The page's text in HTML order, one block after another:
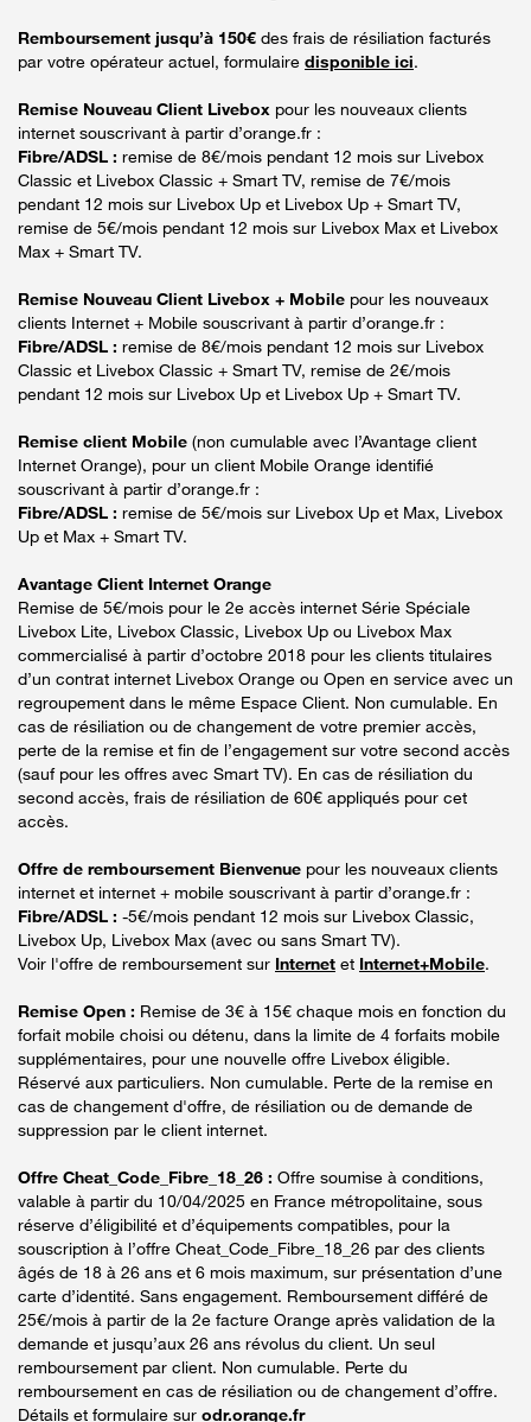
Remboursement jusqu’à 150€ des frais de résiliation facturés
par votre opérateur actuel, formulaire disponible ici.
Remise Nouveau Client Livebox pour les nouveaux clients
internet souscrivant à partir d’orange.fr :
Fibre/ADSL : remise de 8€/mois pendant 12 mois sur Livebox
Classic et Livebox Classic + Smart TV, remise de 7€/mois
pendant 12 mois sur Livebox Up et Livebox Up + Smart TV,
remise de 5€/mois pendant 12 mois sur Livebox Max et Livebox
Max + Smart TV.
Remise Nouveau Client Livebox + Mobile pour les nouveaux
clients Internet + Mobile souscrivant à partir d’orange.fr :
Fibre/ADSL : remise de 8€/mois pendant 12 mois sur Livebox
Classic et Livebox Classic + Smart TV, remise de 2€/mois
pendant 12 mois sur Livebox Up et Livebox Up + Smart TV.
Remise client Mobile (non cumulable avec l’Avantage client
Internet Orange), pour un client Mobile Orange identifié
souscrivant à partir d’orange.fr :
Fibre/ADSL : remise de 5€/mois sur Livebox Up et Max, Livebox
Up et Max + Smart TV.
Avantage Client Internet Orange
Remise de 5€/mois pour le 2e accès internet Série Spéciale
Livebox Lite, Livebox Classic, Livebox Up ou Livebox Max
commercialisé à partir d’octobre 2018 pour les clients titulaires
d’un contrat internet Livebox Orange ou Open en service avec un
regroupement dans le même Espace Client. Non cumulable. En
cas de résiliation ou de changement de votre premier accès,
perte de la remise et fin de l’engagement sur votre second accès
(sauf pour les offres avec Smart TV). En cas de résiliation du
second accès, frais de résiliation de 60€ appliqués pour cet
accès.
Offre de remboursement Bienvenue pour les nouveaux clients
internet et internet + mobile souscrivant à partir d’orange.fr :
Fibre/ADSL : -5€/mois pendant 12 mois sur Livebox Classic,
Livebox Up, Livebox Max (avec ou sans Smart TV).
Voir l'offre de remboursement sur Internet et Internet+Mobile.
Remise Open : Remise de 3€ à 15€ chaque mois en fonction du
forfait mobile choisi ou détenu, dans la limite de 4 forfaits mobile
supplémentaires, pour une nouvelle offre Livebox éligible.
Réservé aux particuliers. Non cumulable. Perte de la remise en
cas de changement d'offre, de résiliation ou de demande de
suppression par le client internet.
Offre Cheat_Code_Fibre_18_26 : Offre soumise à conditions,
valable à partir du 10/04/2025 en France métropolitaine, sous
réserve d’éligibilité et d’équipements compatibles, pour la
souscription à l’offre Cheat_Code_Fibre_18_26 par des clients
âgés de 18 à 26 ans et 6 mois maximum, sur présentation d’une
carte d’identité. Sans engagement. Remboursement différé de
25€/mois à partir de la 2e facture Orange après validation de la
demande et jusqu’aux 26 ans révolus du client. Un seul
remboursement par client. Non cumulable. Perte du
remboursement en cas de résiliation ou de changement d’offre.
Détails et formulaire sur odr.orange.fr